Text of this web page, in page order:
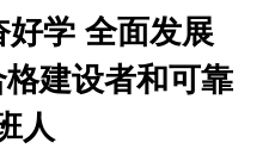
学 全面发展
建设者和可靠
人